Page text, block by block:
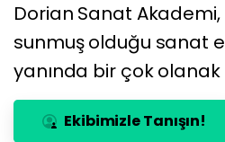
Dorian Sanat
sunmuş olduğu sanat
yanında bir çok olanak
Ekibimizle Tanışın!